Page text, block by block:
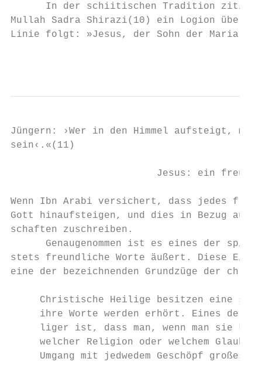
In der schiitischen Tradition
Mullah Sadra Shirazi(10) ein Logion über
Linie folgt: »Jesus, der Sohn der Maria,
Jüngern: ›Wer in den Himmel aufsteigt,
sein‹.«(11)
Jesus: ein
Wenn Ibn Arabi versichert, dass jedes
Gott hinaufsteigen, und dies in Bezug auf
schaften zuschreiben.
Genaugenommen ist es eines der
stets freundliche Worte äußert. Diese
eine der bezeichnenden Grundzüge der
Christische Heilige besitzen eine
ihre Worte werden erhört. Eines der
liger ist, dass man, wenn man sie
welcher Religion oder welchem Glauben
Umgang mit jedwedem Geschöpf großes